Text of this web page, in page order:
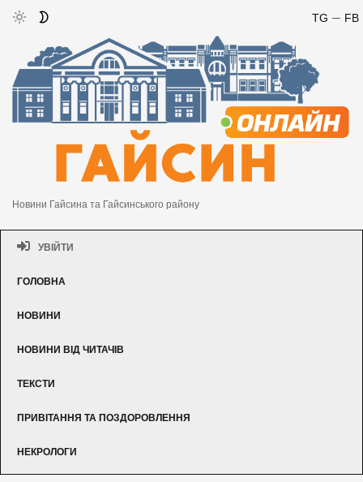
FB
TG
Новини Гайсина та Гайсинського району
УВІЙТИ
ГОЛОВНА
НОВИНИ
НОВИНИ ВІД ЧИТАЧІВ
ТЕКСТИ
ПРИВІТАННЯ ТА ПОЗДОРОВЛЕННЯ
НЕКРОЛОГИ